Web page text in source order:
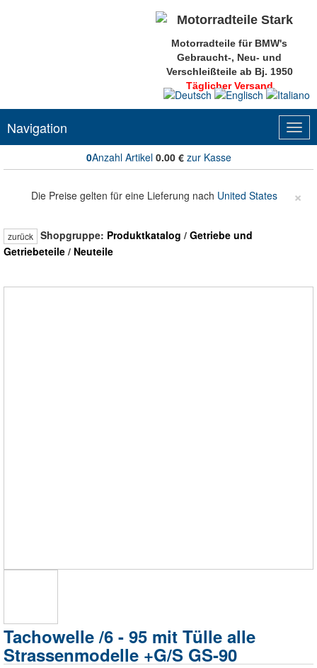
Motorradteile für BMW's
Gebraucht-, Neu- und
Verschleißteile ab Bj. 1950
Täglicher Versand
Navigation
0Anzahl Artikel 0.00€ zur Kasse
Die Preise gelten für eine Lieferung nach United States ×
zurück Shopgruppe: Produktkatalog / Getriebe und
Getriebeteile / Neuteile
Tachowelle /6 - 95 mit Tülle alle
Strassenmodelle +G/S GS-90